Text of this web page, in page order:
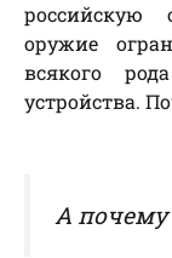
российскую
оружие
всякого
устройства.
А почему